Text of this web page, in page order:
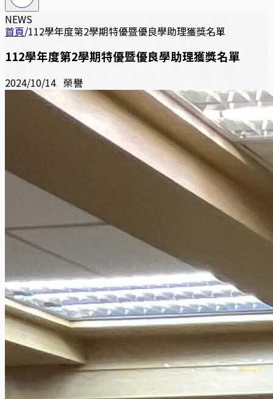
NEWS
首頁/112學年度第2學期特優暨優良學助理獲獎名單
112學年度第2學期特優暨優良學助理獲獎名單
2024/10/14 榮譽